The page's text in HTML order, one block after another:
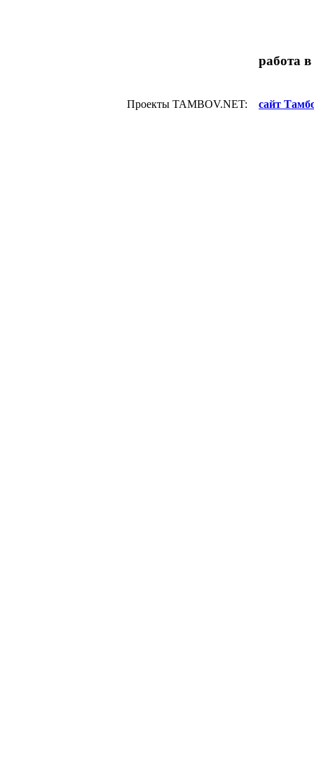
работа
Проекты TAMBOV.NET: сайт